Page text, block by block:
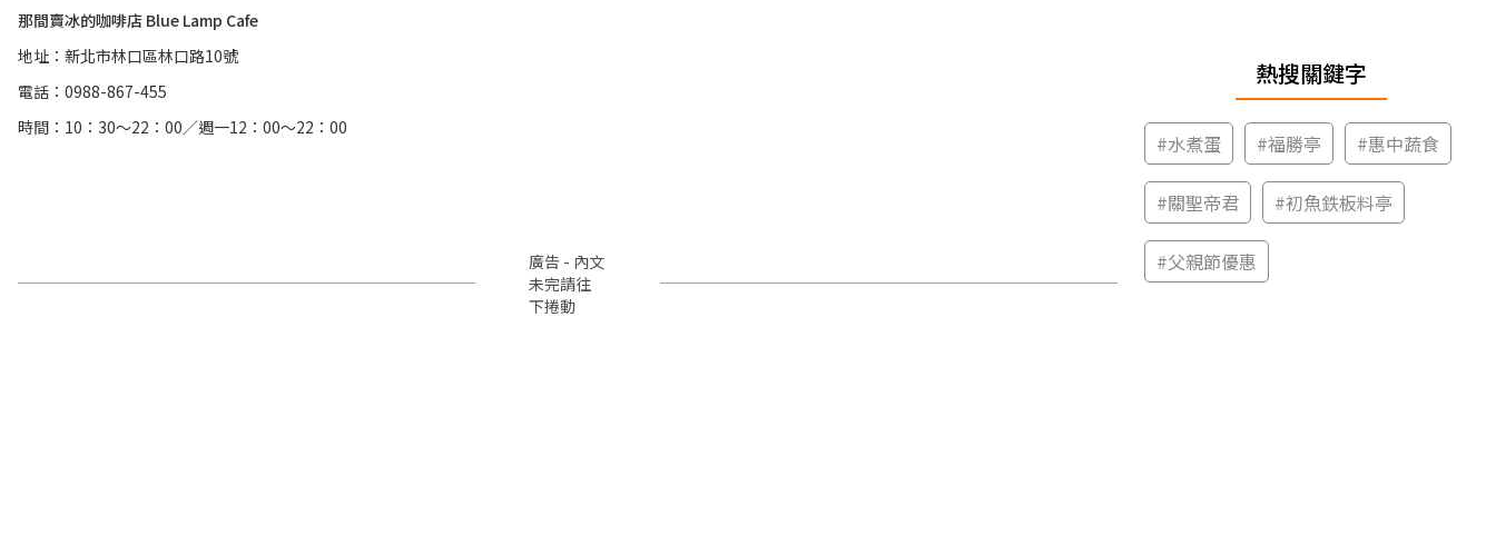
那間賣冰的咖啡店 Blue Lamp Cafe
地址：新北市林口區林口路10號
電話：0988-867-455
時間：10：30～22：00／週一12：00～22：00
廣告 - 內文
未完請往
下捲動
熱搜關鍵字
#水煮蛋 #福勝亭 #惠中蔬食
#關聖帝君 #初魚鉄板料亭
#父親節優惠